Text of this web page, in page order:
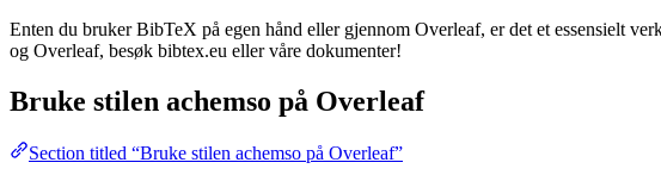
Enten du bruker BibTeX på egen hånd eller gjennom Overleaf, er det et essensielt
og Overleaf, besøk bibtex.eu eller våre dokumenter!
Bruke stilen achemso på Overleaf
Section titled “Bruke stilen achemso på Overleaf”